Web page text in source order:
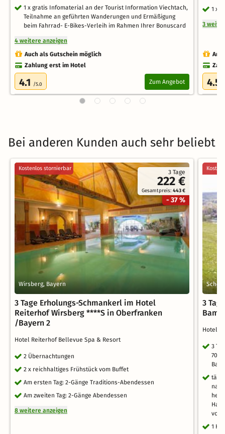
1 x gratis Infomaterial an der Tourist Information Viechtach,
Teilnahme an geführten Wanderungen und Ermäßigung
beim Fahrrad- E-Bikes-Verleih im Rahmen Ihrer Bonuscard
4 weitere anzeigen
Auch als Gutschein möglich
Zahlung erst im Hotel
4.1 /5.0 Zum Angebot
1 x
3
4.5
Bei anderen Kunden auch sehr beliebt
3 Tage
222 €
Gesamtpreis:443 €
- 37 %
Kostenlos stornierbar
Wirsberg, Bayern
3 Tage Erholungs-Schmankerl im Hotel
Reiterhof Wirsberg ****S in Oberfranken
/Bayern 2
Hotel Reiterhof Bellevue Spa & Resort
2 Übernachtungen
2 x reichhaltiges Frühstück vom Buffet
Am ersten Tag: 2-Gänge Traditions-Abendessen
Am zweiten Tag: 2-Gänge Abendessen
8 weitere anzeigen
3
Hotel
3
1